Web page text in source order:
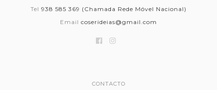
Tel 938 585 369 (Chamada Rede Móvel Nacional)
Email coserideias@gmail.com
CONTACTO